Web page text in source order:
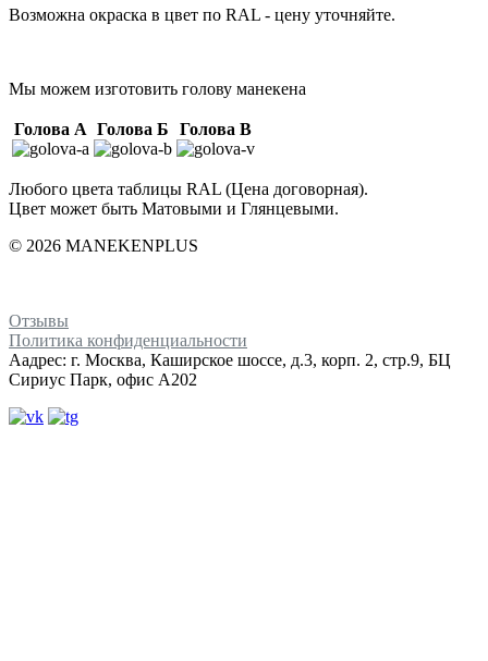
Возможна окраска в цвет по RAL - цену уточняйте.
Мы можем изготовить голову манекена
Голова А Голова Б Голова В
Любого цвета таблицы RAL (Цена договорная).
Цвет может быть Матовыми и Глянцевыми.
© 2026 MANEKENPLUS
Отзывы
Политика конфиденциальности
Аадрес: г. Москва, Каширское шоссе, д.3, корп. 2, стр.9, БЦ
Сириус Парк, офис А202